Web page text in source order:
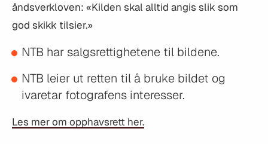
åndsverkloven: «Kilden skal alltid angis slik som
god skikk tilsier.»
NTB har salgsrettighetene til bildene.
NTB leier ut retten til å bruke bildet og
ivaretar fotografens interesser.
Les mer om opphavsrett her.